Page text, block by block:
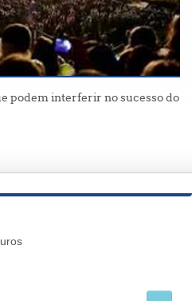
podem interferir no sucesso do